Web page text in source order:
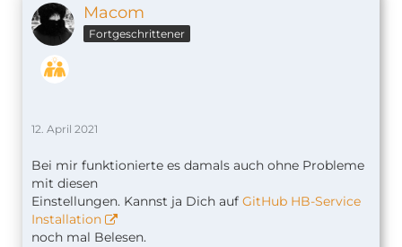
Macom
Fortgeschrittener
12. April 2021
Bei mir funktionierte es damals auch ohne Probleme
mit diesen
Einstellungen. Kannst ja Dich auf GitHub HB-Service
Installation
noch mal Belesen.